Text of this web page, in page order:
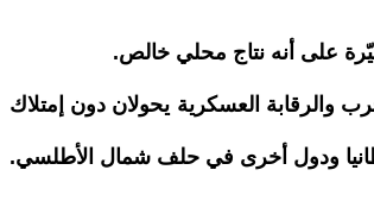
على أنه نتاج محلي خالص.
والرقابة العسكرية يحولان دون إمتلاك
ودول أخرى في حلف شمال الأطلسي.